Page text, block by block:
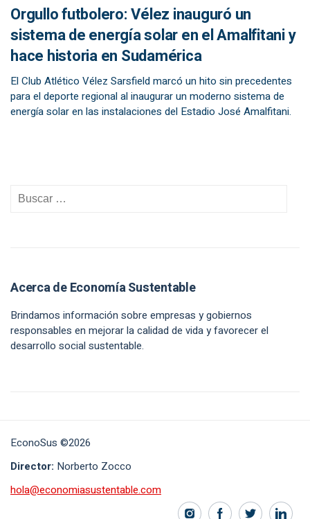
Orgullo futbolero: Vélez inauguró un
sistema de energía solar en el Amalfitani y
hace historia en Sudamérica
El Club Atlético Vélez Sarsfield marcó un hito sin precedentes
para el deporte regional al inaugurar un moderno sistema de
energía solar en las instalaciones del Estadio José Amalfitani.
Acerca de Economía Sustentable
Brindamos información sobre empresas y gobiernos
responsables en mejorar la calidad de vida y favorecer el
desarrollo social sustentable.
EconoSus ©2026
Director: Norberto Zocco
hola@economiasustentable.com